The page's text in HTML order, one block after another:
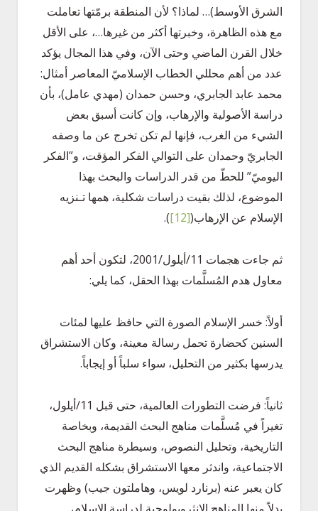
الشرق الأوسط)… لماذا؟ لأن المنطقة برمّتها تعاملت
مع هذه الظاهرة، وخبرتها أكثر من غيرها…، على الأقل
خلال القرن الماضي وحتى الآن، وفي هذا المجال يؤكد
عدد من أهم محللي الخطاب الإسلاميّ المعاصر أمثال:
محمد عابد الجابري، وحسن حمدان (مهدي عامل)، بأن
دراسة الأصولية والإرهاب، وإن كانت أسبق بعض
الشيء من الغرب، فإنها لم تكن تخرج عن ما وصفه
الجابريّ وحمدان على التوالي الفكر المؤقت، و”الفكر
اليوميّ” للحطّ من قدر الدراسات والبحث بهذا
الموضوع، لذلك بقيت دراسات شكلية، همها تـنزيه
الإسلام عن الإرهاب(
[12]
)
.
ثم جاءت هجمات 11/أيلول/2001، لتكون أحد أهم
معاول هدم المُسلَّمات بهذا الحقل، كما يلي:
أولاً: خسر الإسلام الصورة التي حافظ عليها لمئات
السنين كحضارة تحمل رسالة معينة، وكان الاستشراق
يدرسها بكثير من التحليل، سواء سلباً أو إيجاباً.
ثانياً: فرضت التطورات العالمية، حتى قبل 11/أيلول،
تغيراً في مُسلَّمات مناهج البحث القديمة، وبخاصة
التاريخية، وتحليل النصوص، وسيطرة مناهج البحث
الاجتماعية، واندثر معها الاستشراق بشكله القديم الذي
كان يعبر عنه (برنارد لويس، وهاملتون جيب) وظهرت
بدلاً منها المناهج الانثروبولوجية لدراسة الإسلام،